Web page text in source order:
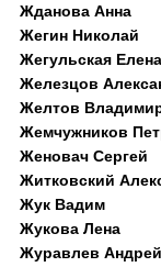
Жданова Анна
Жегин Николай
Жегульская Елена
Железцов
Желтов
Жемчужников
Женовач Сергей
Житковский
Жук Вадим
Жукова Лена
Журавлев Андрей